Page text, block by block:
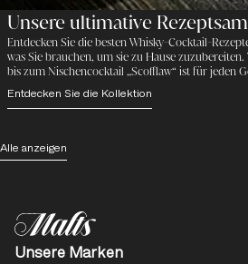
Unsere ultimative
Entdecken Sie die besten Whisky-Cocktail-
was Sie brauchen, um sie zu Hause zuzubereiten.
bis zum Nischencocktail „Scofflaw“ ist für jeden
Entdecken Sie die Kollektion
Alle anzeigen
Unsere Marken